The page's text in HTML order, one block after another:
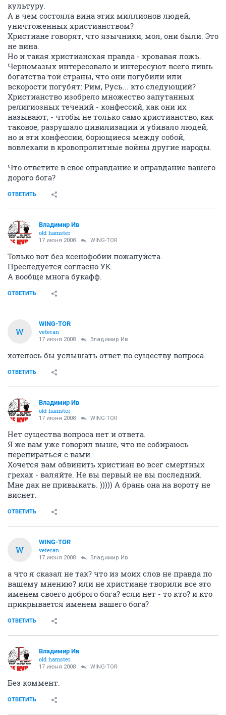
культуру.
А в чем состояла вина этих миллионов людей,
уничтоженных христианством?
Христиане говорят, что язычники, мол, они были. Это
не вина.
Но и такая христианская правда - кровавая ложь.
Черномазых интересовало и интересуют всего лишь
богатства той страны, что они погубили или
вскорости погубят: Рим, Русь... кто следующий?
Христианство изобрело множество запутанных
религиозных течений - конфессий, как они их
называют, - чтобы не только само христианство, как
таковое, разрушало цивилизации и убивало людей,
но и эти конфессии, борющиеся между собой,
вовлекали в кровопролитные войны другие народы.
Что ответите в свое оправдание и оправдание вашего
дорого бога?
ОТВЕТИТЬ
Владимир Ив
old hamster
17 июня 2008 WING-TOR
Только вот без ксенофобии пожалуйста.
Преследуется согласно УК.
А вообще многа букафф.
ОТВЕТИТЬ
W
WING-TOR
veteran
17 июня 2008 Владимир Ив
хотелось бы услышать ответ по существу вопроса.
ОТВЕТИТЬ
Владимир Ив
old hamster
17 июня 2008 WING-TOR
Нет существа вопроса нет и ответа.
Я же вам уже говорил выше, что не собираюсь
перепираться с вами.
Хочется вам обвинить христиан во всег смертных
грехах - валяйте. Не вы первый не вы последний.
Мне дак не привыкать. ))))) А брань она на вороту не
виснет.
ОТВЕТИТЬ
W
WING-TOR
veteran
17 июня 2008 Владимир Ив
а что я сказал не так? что из моих слов не правда по
вашему мнению? или не христиане творили все это
именем своего доброго бога? если нет - то кто? и кто
прикрывается именем вашего бога?
ОТВЕТИТЬ
Владимир Ив
old hamster
17 июня 2008 WING-TOR
Без коммент.
ОТВЕТИТЬ